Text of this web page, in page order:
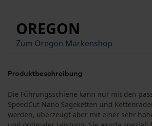
OREGON
Zum Oregon Markenshop
Produktbeschreibung
Die Führungsschiene kann nur mit den
SpeedCut Nano Sägeketten und
werden, überzeugt aber mit einer sehr